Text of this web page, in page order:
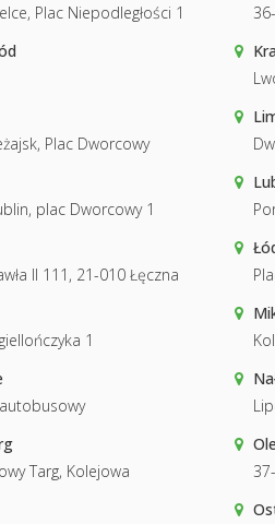
Plac Niepodległości 1
Plac Dworcowy
plac Dworcowy 1
II 111, 21-010 Łęczna
1
Targ, Kolejowa